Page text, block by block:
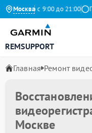
Москвас 9:00 до 21:00
REMSUPPORT
Главная Ремонт
Москве